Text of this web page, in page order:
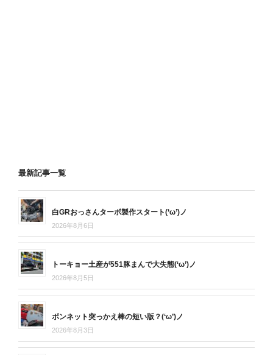
最新記事一覧
白GRおっさんターボ製作スタート(‘ω’)ノ
2026年8月6日
トーキョー土産が551豚まんで大失態(‘ω’)ノ
2026年8月5日
ボンネット突っかえ棒の短い版？(‘ω’)ノ
2026年8月3日